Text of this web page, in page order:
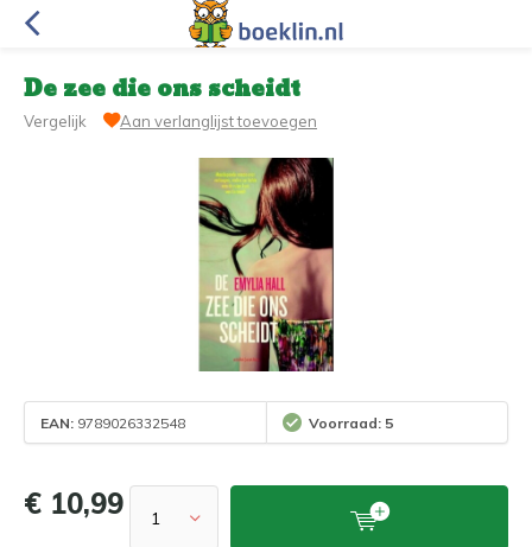
De zee die ons scheidt
Vergelijk Aan verlanglijst toevoegen
EAN: 9789026332548 Voorraad: 5
€ 10,99